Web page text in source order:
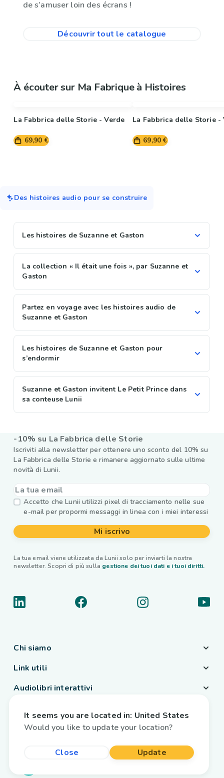
de s’amuser loin des écrans !
Découvrir tout le catalogue
À écouter sur Ma Fabrique à Histoires
La Fabbrica delle Storie - Verde
69,90 €
La Fabbrica delle Storie
69,90 €
Des histoires audio pour se construire
Les histoires de Suzanne et Gaston
La collection « Il était une fois », par Suzanne et
Gaston
Partez en voyage avec les histoires audio de
Suzanne et Gaston
Les histoires de Suzanne et Gaston pour
s’endormir
Suzanne et Gaston invitent Le Petit Prince dans
sa conteuse Lunii
-10% su La Fabbrica delle Storie
Iscriviti alla newsletter per ottenere uno sconto del 10% su
La Fabbrica delle Storie e rimanere aggiornato sulle ultime
novità di Lunii.
Accetto che Lunii utilizzi pixel di tracciamento nelle sue
e-mail per propormi messaggi in linea con i miei interessi
Mi iscrivo
La tua email viene utilizzata da Lunii solo per inviarti la nostra
newsletter. Scopri di più sulla gestione dei tuoi dati e i tuoi diritti.
Chi siamo
Link utili
Audiolibri interattivi
Italia / Italiano
It seems you are located in: United States
Would you like to update your location?
Close Update